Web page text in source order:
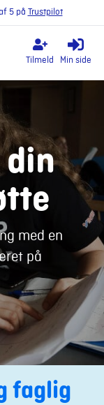
5 på Trustpilot
Tilmeld Min side
din
med en
på
faglig